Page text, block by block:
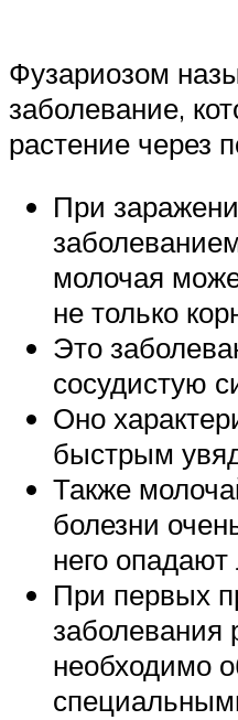
Фузариозом
заболевание,
растение через
При
молочая
не только
Это
сосудистую
Оно
быстрым
Также
болезни
него опадают
При первых
заболевания
необходимо